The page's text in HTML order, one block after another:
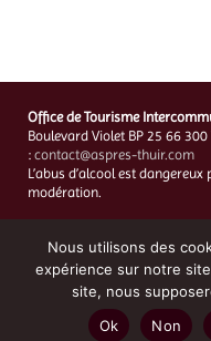
Office de Tourisme
Boulevard Violet BP 25 66
: contact@aspres-thuir.com
L’abus d’alcool est
modération.
Création du site et
Nous utilisons des
expérience sur notre
site, nous
Ok
Non